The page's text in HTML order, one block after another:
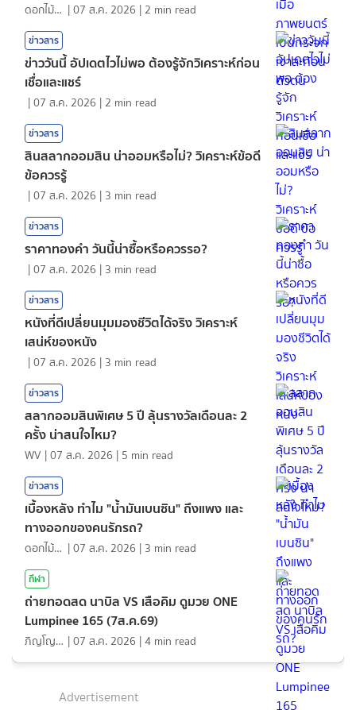
ดอกไม้กับสายน้ำ |07 ส.ค. 2026 | 2 min read
ข่าวสาร
ข่าววันนี้ อัปเดตไวไม่พอ ต้องรู้จักวิเคราะห์ก่อน
เชื่อและแชร์
|07 ส.ค. 2026 | 2 min read
ข่าวสาร
สินสลากออมสิน น่าออมหรือไม่? วิเคราะห์ข้อดี
ข้อควรรู้
|07 ส.ค. 2026 | 3 min read
ข่าวสาร
ราคาทองคํา วันนี้น่าซื้อหรือควรรอ?
|07 ส.ค. 2026 | 3 min read
ข่าวสาร
หนังที่ดีเปลี่ยนมุมมองชีวิตได้จริง วิเคราะห์
เสน่ห์ของหนัง
|07 ส.ค. 2026 | 3 min read
ข่าวสาร
สลากออมสินพิเศษ 5 ปี ลุ้นรางวัลเดือนละ 2
ครั้ง น่าสนใจไหม?
WV |07 ส.ค. 2026 | 5 min read
ข่าวสาร
เบื้องหลัง ทำไม "น้ำมันเบนซิน" ถึงแพง และ
ทางออกของคนรักรถ?
ดอกไม้กับสายน้ำ |07 ส.ค. 2026 | 3 min read
กีฬา
ถ่ายทอดสด นาบิล VS เสือคิม ดูมวย ONE
Lumpinee 165 (7ส.ค.69)
ภิญโญ ส่องแสง |07 ส.ค. 2026 |4 min read
Advertisement